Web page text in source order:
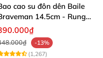
cao su đôn dên Baile
14.5cm - Rung
G, kích thích cực đỉnh
-13%
(1,267)